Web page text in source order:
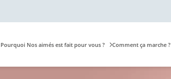
Pourquoi Nos aimés est fait pour vous ? Comment ça marche ?